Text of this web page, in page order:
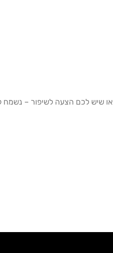
או שיש לכם הצעה לשיפור –